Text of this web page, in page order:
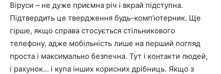
Віруси – не дуже приємна річ і вкрай підступна.
Підтвердить це твердження будь-комп’ютерник. Ще
гірше, якщо справа стосується стільникового
телефону, адже мобільність лише на перший погляд
проста і максимально безпечна. Тут і контакти людей,
і рахунок… і купа інших корисних дрібниць. Якщо з